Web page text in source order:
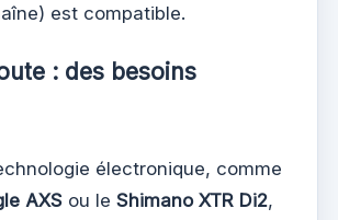
est compatible.
: des besoins
électronique, comme
AXS ou le Shimano XTR Di2,